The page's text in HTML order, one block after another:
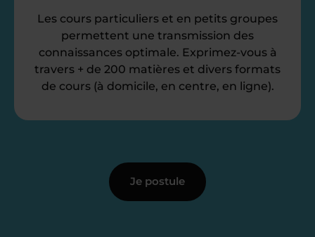
Les cours particuliers et en petits groupes
permettent une transmission des
connaissances optimale. Exprimez-vous à
travers + de 200 matières et divers formats
de cours (à domicile, en centre, en ligne).
Je postule